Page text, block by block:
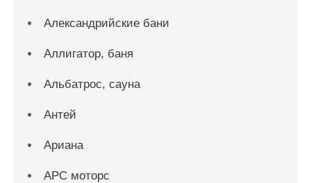
Александрийские бани
Аллигатор, баня
Альбатрос, сауна
Антей
Ариана
АРС моторс